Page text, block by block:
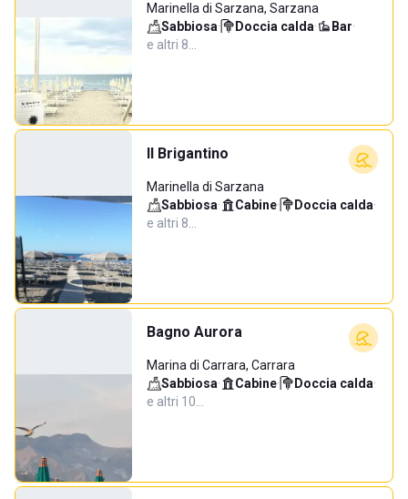
Marinella di Sarzana, Sarzana
Sabbiosa· Doccia calda· Bar·
e altri 8…
Il Brigantino
Marinella di Sarzana
Sabbiosa· Cabine· Doccia calda·
e altri 8…
Bagno Aurora
Marina di Carrara, Carrara
Sabbiosa· Cabine· Doccia calda·
e altri 10…